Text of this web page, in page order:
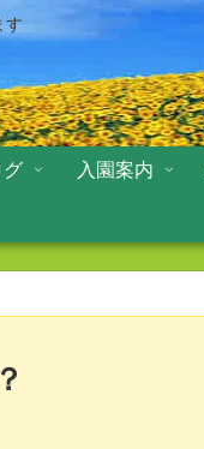
す
グ 入園案内